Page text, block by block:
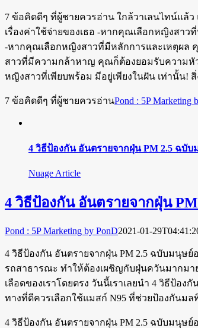
7 ข้อคิดดีๆ ที่ผู้ชายควรอ่าน ใกล้วาเลนไทน์แ
เรื่องค่าใช้จ่ายของเธอ -หากคุณเลือกหญิงสาว
-หากคุณเลือกหญิงสาวที่มีหลักการและเหตุผล
สาวที่มีความกล้าหาญ คุณก็ต้องยอมรับความหั
หญิงสาวที่เพียบพร้อม มีอยู่เพียงในฝัน เท่านั้น!
7 ข้อคิดดีๆ ที่ผู้ชายควรอ่านPond : 5P Marketing
4 วิธีป้องกัน อันตรายจากฝุ่น PM 2.5 ฉบั
Nuage Article
4 วิธีป้องกัน อันตรายจากฝุ่น
Pond : 5P Marketing by PonD2021-01-
4 วิธีป้องกัน อันตรายจากฝุ่น PM 2.5 ฉบับมนุษ
รถสาธารณะ ทำให้ต้องเผชิญกับฝุ่นควันมากมา
เลือดของเราโดยตรง วันนี้เราเลยนำ 4 วิธีป้
ทางที่ดีควรเลือกใช้แมสก์ N95 ที่ช่วยป้องกันม
4 วิธีป้องกัน อันตรายจากฝุ่น PM 2.5 ฉบับมนุษย์